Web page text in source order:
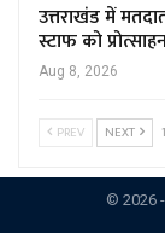
उत्तराखंड में
स्टाफ को
Aug 8, 2026
PREV NEXT
© 2026